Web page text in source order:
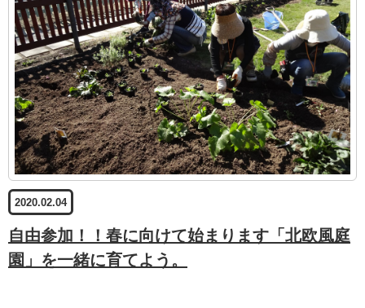
2020.02.04
自由参加！！春に向けて始まります「北欧風庭
園」を一緒に育てよう。